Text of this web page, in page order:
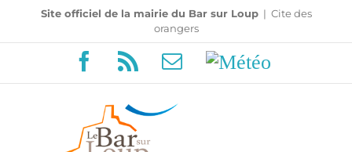
au
Site officiel de la mairie du Bar sur Loup | Cite des
orangers
Facebook
Rss EmailMétéo